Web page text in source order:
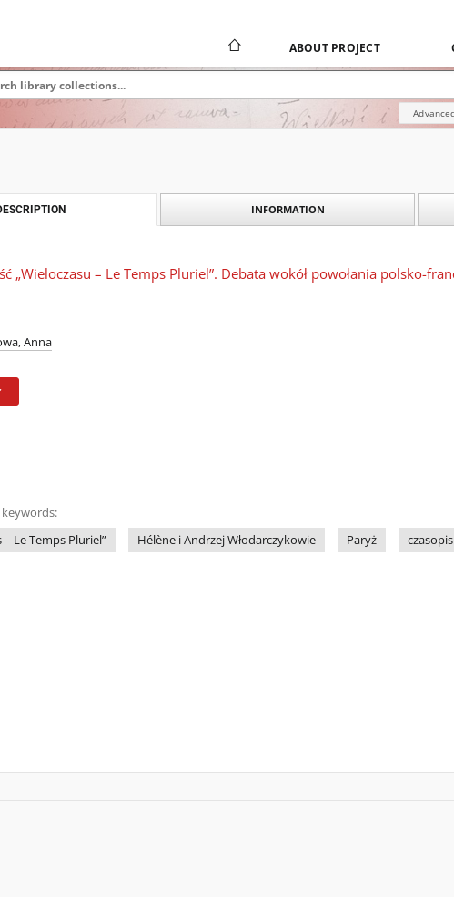
ABOUT PROJECT
INFORMATION
„Wieloczasu – Le Temps Pluriel”. Debata wokół powołania polsko-
Anna
– Le Temps Pluriel”
Hélène i Andrzej Włodarczykowie Paryż